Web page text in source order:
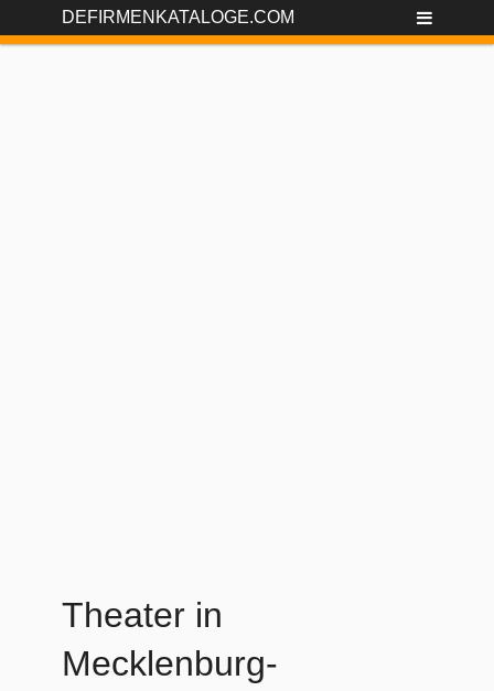
DEFIRMENKATALOGE.COM
Theater in
Mecklenburg-